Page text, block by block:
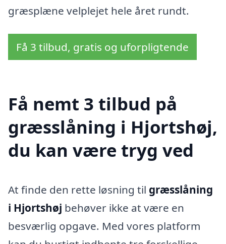
græsplæne velplejet hele året rundt.
Få 3 tilbud, gratis og uforpligtende
Få nemt 3 tilbud på
græsslåning i Hjortshøj,
du kan være tryg ved
At finde den rette løsning til græsslåning
i Hjortshøj behøver ikke at være en
besværlig opgave. Med vores platform